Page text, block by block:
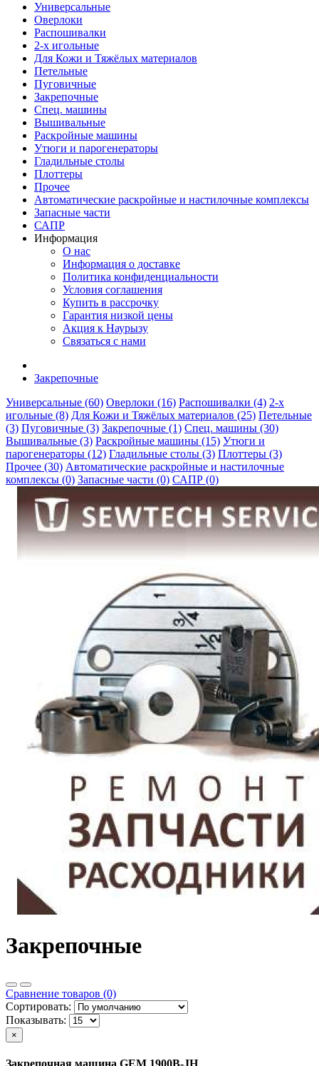
Универсальные
Оверлоки
Распошивалки
2-х игольные
Для Кожи и Тяжёлых материалов
Петельные
Пуговичные
Закрепочные
Спец. машины
Вышивальные
Раскройные машины
Утюги и парогенераторы
Гладильные столы
Плоттеры
Прочее
Автоматические раскройные и настилочные комплексы
Запасные части
САПР
Информация
О нас
Информация о доставке
Политика конфиденциальности
Условия соглашения
Купить в рассрочку
Гарантия низкой цены
Акция к Наурызу
Связаться с нами
Закрепочные
Универсальные (60) Оверлоки (16) Распошивалки (4) 2-х
игольные (8) Для Кожи и Тяжёлых материалов (25) Петельные
(3) Пуговичные (3) Закрепочные (1) Спец. машины (30)
Вышивальные (3) Раскройные машины (15) Утюги и
парогенераторы (12) Гладильные столы (3) Плоттеры (3)
Прочее (30) Автоматические раскройные и настилочные
комплексы (0) Запасные части (0) САПР (0)
Закрепочные
Сравнение товаров (0)
Сортировать:
Показывать:
×